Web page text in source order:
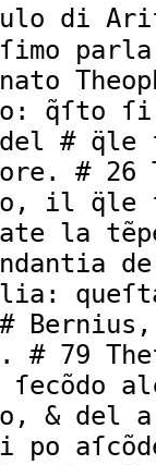
di
q̃ſto
# q̈le
# 26
il q̈le
la
#
# 79
& del
po